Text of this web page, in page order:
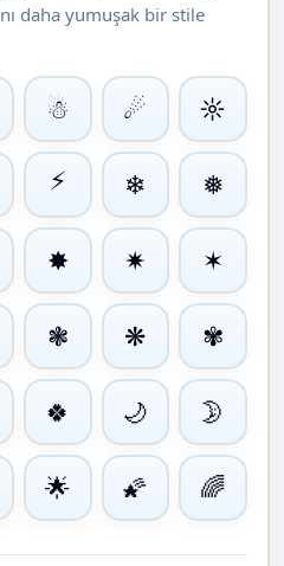
daha yumuşak bir stile
☃ ☄ ☼
⚡ ❄ ❅
✸ ✷ ✶
❃ ❋ ✾
🍀 🌙 🌛
🌟 🌠 🌈